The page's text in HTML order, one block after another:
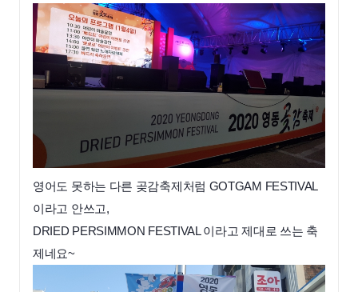
영어도 못하는 다른 곶감축제처럼 GOTGAM FESTIVAL
이라고 안쓰고,
DRIED PERSIMMON FESTIVAL 이라고 제대로 쓰는 축
제네요~